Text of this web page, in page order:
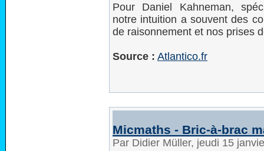
Pour Daniel Kahneman,
notre intuition a souvent des
de raisonnement et nos prises
Source : Atlantico.fr
Micmaths - Bric-à-brac
Par Didier Müller, jeudi 15